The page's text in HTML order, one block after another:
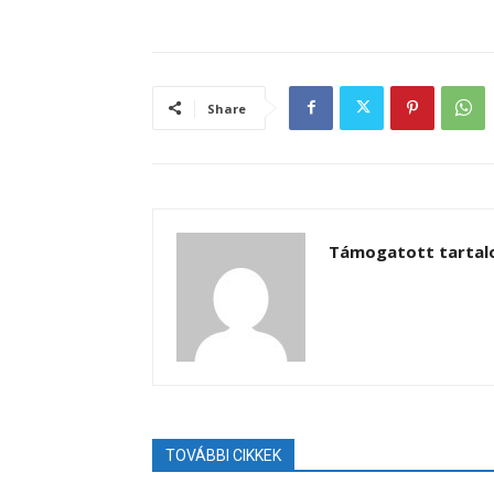
Share
Támogatott
TOVÁBBI CIKKEK